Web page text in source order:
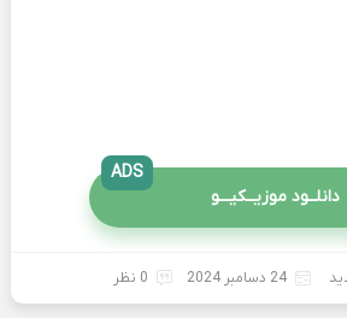
دانلــود موزیــکیـــو
ADS
24 دسامبر 2024 0 نظر